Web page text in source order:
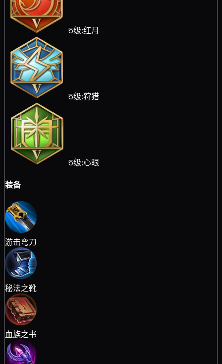
5级:红月
5级:狩猎
5级:心眼
装备
游击弯刀
秘法之靴
血族之书